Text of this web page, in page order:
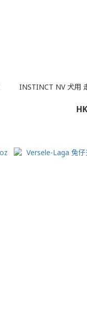
INSTINCT NV 犬用